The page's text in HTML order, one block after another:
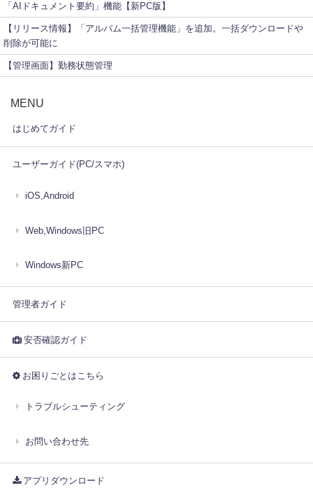
「AIドキュメント要約」機能【新PC版】
【リリース情報】「アルバム一括管理機能」を追加。一括ダウンロードや
削除が可能に
【管理画面】勤務状態管理
MENU
はじめてガイド
ユーザーガイド(PC/スマホ)
iOS,Android
Web,Windows旧PC
Windows新PC
管理者ガイド
安否確認ガイド
お困りごとはこちら
トラブルシューティング
お問い合わせ先
アプリダウンロード